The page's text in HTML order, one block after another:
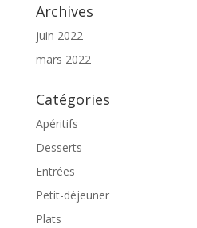
Archives
juin 2022
mars 2022
Catégories
Apéritifs
Desserts
Entrées
Petit-déjeuner
Plats